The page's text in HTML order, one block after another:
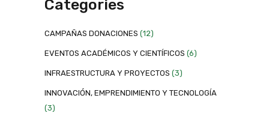
Categories
CAMPAÑAS DONACIONES (12)
EVENTOS ACADÉMICOS Y CIENTÍFICOS (6)
INFRAESTRUCTURA Y PROYECTOS (3)
INNOVACIÓN, EMPRENDIMIENTO Y TECNOLOGÍA
(3)